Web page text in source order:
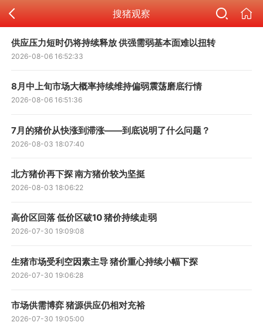
搜猪观察
供应压力短时仍将持续释放 供强需弱基本面难以扭转
2026-08-06 16:52:33
8月中上旬市场大概率持续维持偏弱震荡磨底行情
2026-08-06 16:51:36
7月的猪价从快涨到滞涨——到底说明了什么问题？
2026-08-03 18:07:40
北方猪价再下探 南方猪价较为坚挺
2026-08-03 18:06:22
高价区回落 低价区破10 猪价持续走弱
2026-07-30 19:09:08
生猪市场受利空因素主导 猪价重心持续小幅下探
2026-07-30 19:06:28
市场供需博弈 猪源供应仍相对充裕
2026-07-30 19:05:00